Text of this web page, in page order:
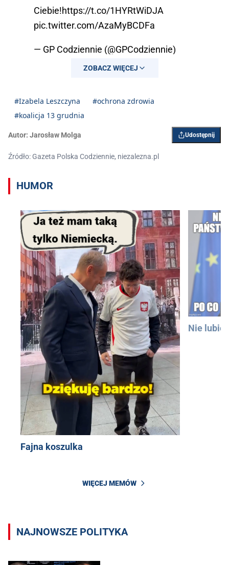
Ciebie!https://t.co/1HYRtWiDJA
pic.twitter.com/AzaMyBCDFa
— GP Codziennie (@GPCodziennie)
June 11, 2025ZOBACZ WIĘCEJ
#Izabela Leszczyna
#ochrona zdrowia
#koalicja 13 grudnia
Autor: Jarosław Molga Udostępnij
Źródło: Gazeta Polska Codziennie, niezalezna.pl
HUMOR
Fajna koszulka
Nie lubię
WIĘCEJ MEMÓW
NAJNOWSZE POLITYKA